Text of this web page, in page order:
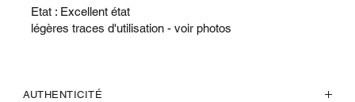
Etat : Excellent état
légères traces d'utilisation - voir photos
AUTHENTICITÉ